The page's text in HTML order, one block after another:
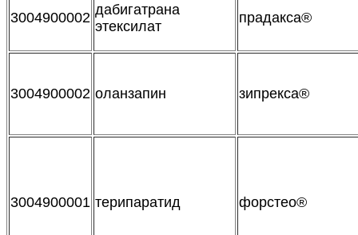
3004900002 дабигатрана
этексилат
прадакса®
3004900002 оланзапин зипрекса®
3004900001 терипаратид форстео®